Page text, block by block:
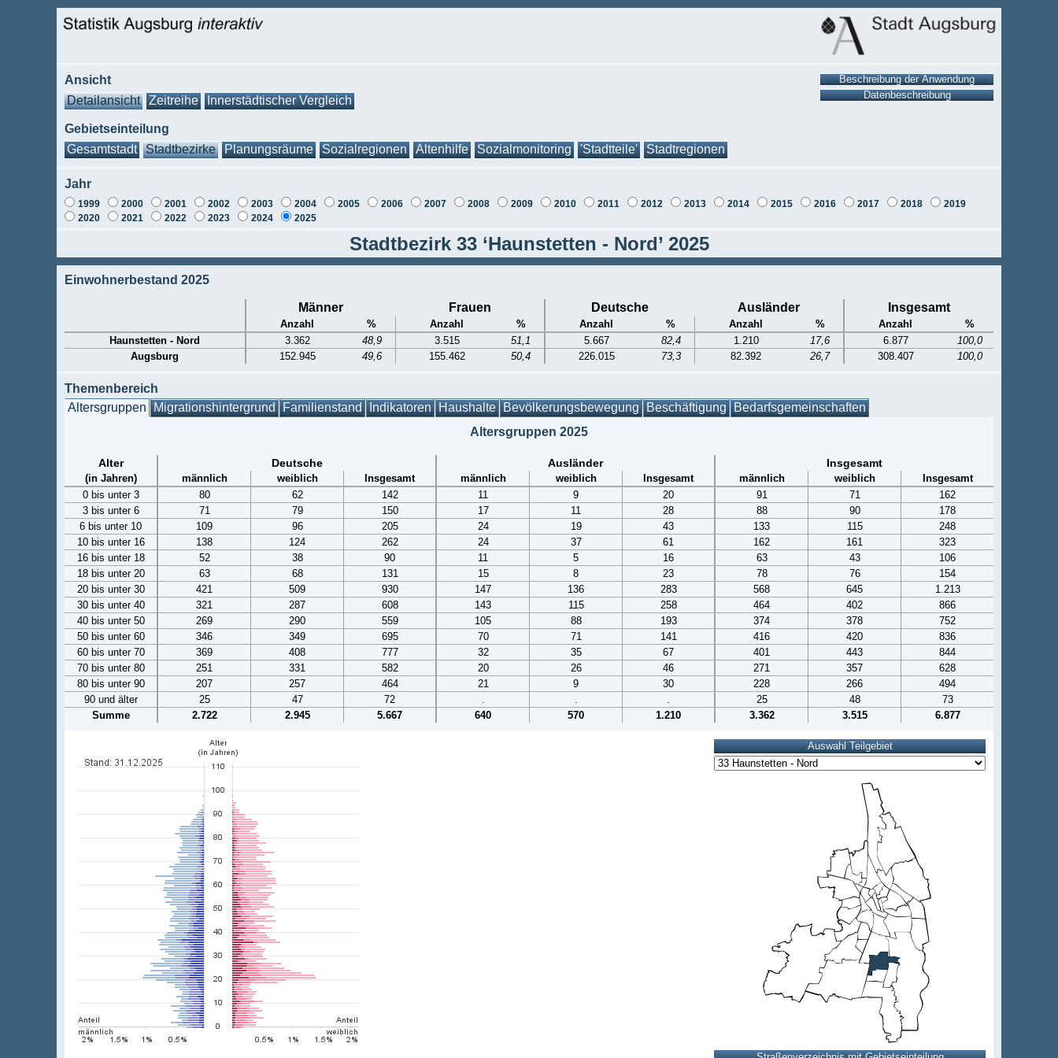
Ansicht
Detailansicht
Zeitreihe Innerstädtischer Vergleich
Gebietseinteilung
Gesamtstadt
Stadtbezirke Planungsräume Sozialregionen Altenhilfe Sozialmonitoring 'Stadtteile' Stadtregionen
Jahr
1999 2000 2001 2002 2003 2004 2005 2006 2007 2008 2009 2010 2011 2012 2013 2014 2015 2016 2017 2018
2019
2020
2021 2022 2023 2024 2025
Stadtbezirk 33 ‘Haunstetten - Nord’ 2025
Einwohnerbestand 2025
Männer Frauen Deutsche Ausländer Insgesamt
Anzahl % Anzahl % Anzahl % Anzahl % Anzahl
%
Haunstetten - Nord
3.362 48,9 3.515 51,1 5.667 82,4 1.210 17,6 6.877
100,0
Augsburg
152.945 49,6 155.462 50,4 226.015 73,3 82.392 26,7 308.407 100,0
Themenbereich
Altersgruppen Migrationshintergrund Familienstand Indikatoren Haushalte Bevölkerungsbewegung Beschäftigung Bedarfsgemeinschaften
Altersgruppen 2025
Alter Deutsche Ausländer Insgesamt
(in Jahren) männlich weiblich Insgesamt männlich weiblich Insgesamt männlich weiblich
Insgesamt
0 bis unter 3
80 62 142 11 9 20 91 71
162
3 bis unter 6
71 79 150 17 11 28 88 90
178
6 bis unter 10
109 96 205 24 19 43 133 115
248
10 bis unter 16
138 124 262 24 37 61 162 161
323
16 bis unter 18
52 38 90 11 5 16 63 43
106
18 bis unter 20
63 68 131 15 8 23 78 76
154
20 bis unter 30
421 509 930 147 136 283 568 645
1.213
30 bis unter 40
321 287 608 143 115 258 464 402
866
40 bis unter 50
269 290 559 105 88 193 374 378
752
50 bis unter 60
346 349 695 70 71 141 416 420
836
60 bis unter 70
369 408 777 32 35 67 401 443
844
70 bis unter 80
251 331 582 20 26 46 271 357
628
80 bis unter 90
207 257 464 21 9 30 228 266
494
90 und älter
25 47 72 . . . 25 48
73
Summe
2.722 2.945 5.667 640 570 1.210 3.362 3.515 6.877